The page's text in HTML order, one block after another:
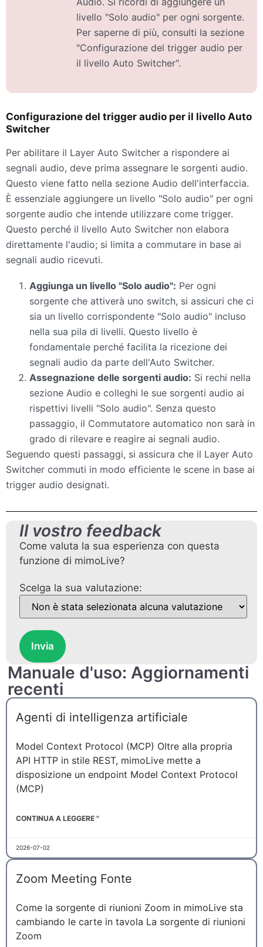
livello "Solo audio" per ogni sorgente.
Per saperne di più, consulti la sezione
"Configurazione del trigger audio per
il livello Auto Switcher".
Configurazione del trigger audio per il livello Auto
Switcher
Per abilitare il Layer Auto Switcher a rispondere ai
segnali audio, deve prima assegnare le sorgenti audio.
Questo viene fatto nella sezione Audio dell'interfaccia.
È essenziale aggiungere un livello "Solo audio" per ogni
sorgente audio che intende utilizzare come trigger.
Questo perché il livello Auto Switcher non elabora
direttamente l'audio; si limita a commutare in base ai
segnali audio ricevuti.
Aggiunga un livello "Solo audio": Per ogni
sorgente che attiverà uno switch, si assicuri che ci
sia un livello corrispondente "Solo audio" incluso
nella sua pila di livelli. Questo livello è
fondamentale perché facilita la ricezione dei
segnali audio da parte dell'Auto Switcher.
Assegnazione delle sorgenti audio: Si rechi nella
sezione Audio e colleghi le sue sorgenti audio ai
rispettivi livelli "Solo audio". Senza questo
passaggio, il Commutatore automatico non sarà in
grado di rilevare e reagire ai segnali audio.
Seguendo questi passaggi, si assicura che il Layer Auto
Switcher commuti in modo efficiente le scene in base ai
trigger audio designati.
Il vostro feedback
Come valuta la sua esperienza con questa
funzione di mimoLive?
Scelga la sua valutazione:
Invia
Manuale d'uso: Aggiornamenti
recenti
Agenti di intelligenza artificiale
Model Context Protocol (MCP) Oltre alla propria
API HTTP in stile REST, mimoLive mette a
disposizione un endpoint Model Context Protocol
(MCP)
CONTINUA A LEGGERE "
2026-07-02
Zoom Meeting Fonte
Come la sorgente di riunioni Zoom in mimoLive sta
cambiando le carte in tavola La sorgente di riunioni
Zoom